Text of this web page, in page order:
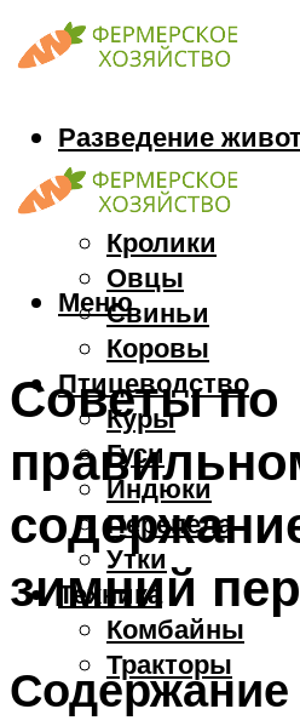
Разведение
Козы
Кони
Кролики
Овцы
Свиньи
Коровы
Птицеводство
Куры
Гуси
Индюки
Перепела
Утки
Техника
Комбайны
Тракторы
Меню
Советы по
зимний
Содержание